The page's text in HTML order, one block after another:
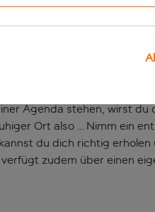
Golden Sun Resort & Spa
Stress ganz leicht hinter dir
Agenda stehen, wirst
Ort also … Nimm ein
du dich richtig
zudem über einen